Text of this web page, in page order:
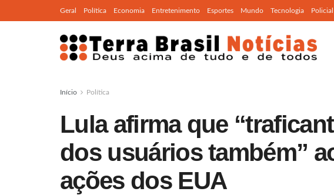
Geral Política Economia Entretenimento Esportes Mundo Tecnologia Policial
Início Política
Lula afirma que
dos usuários também”
ações dos EUA